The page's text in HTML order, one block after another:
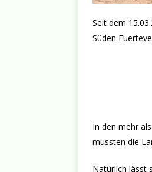
Seit dem
Süden
In den mehr
mussten die
Natürlich lässt